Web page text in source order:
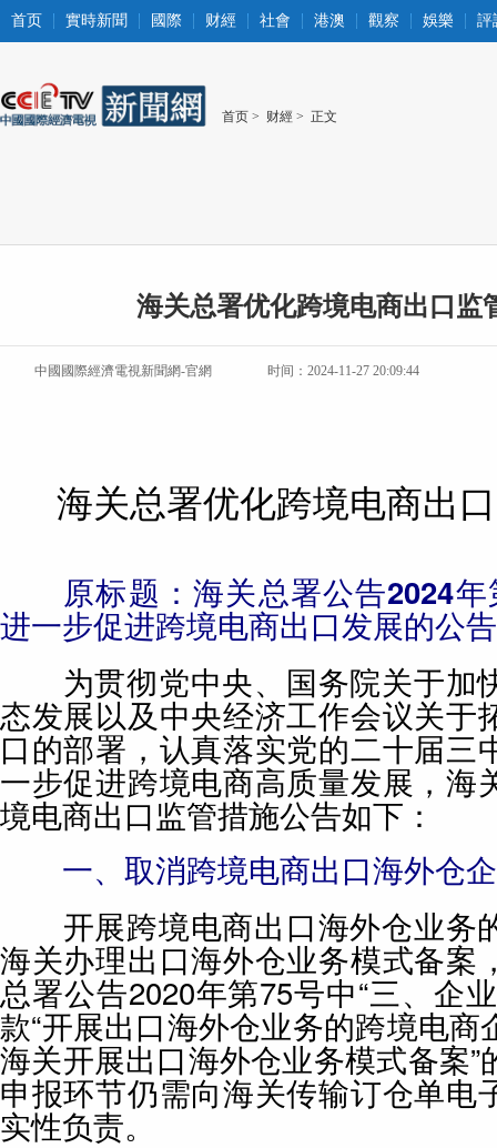
首页 實時新聞 國際 财經 社會 港澳 觀察 娛樂 評
首页 > 财經 > 正文
海关总署优化跨境电商出口监
中國國際經濟電視新聞網-官網 时间：2024-11-27 20:09:44
海关总署优化跨境电商出
原标题：海关总署公告2024
进一步促进跨境电商出口发展的公
为贯彻党中央、国务院关于加
态发展以及中央经济工作会议关于
口的部署，认真落实党的二十届三
一步促进跨境电商高质量发展，海
境电商出口监管措施公告如下：
一、取消跨境电商出口海外仓
开展跨境电商出口海外仓业务
海关办理出口海外仓业务模式备案
总署公告2020年第75号中“三、企
款“开展出口海外仓业务的跨境电商
海关开展出口海外仓业务模式备案”
申报环节仍需向海关传输订仓单电
实性负责。